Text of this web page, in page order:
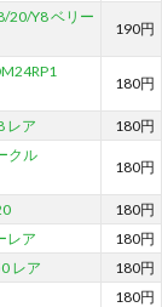
20/Y8 ベリー
190円
180円
レア 180円
クル
180円
180円
レア
180円
レア
180円
180円